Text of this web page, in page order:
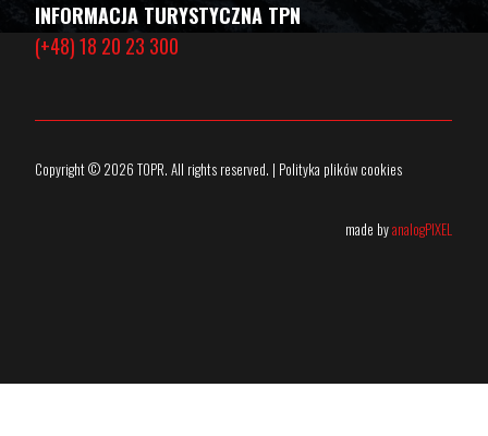
INFORMACJA TURYSTYCZNA TPN
(+48) 18 20 23 300
Copyright © 2026 TOPR. All rights reserved. | Polityka plików cookies
made byanalogPIXEL